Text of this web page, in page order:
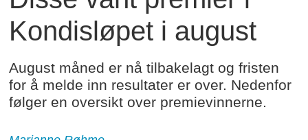
Kondisløpet i august
August måned er nå tilbakelagt og fristen
for å melde inn resultater er over. Nedenfor
følger en oversikt over premievinnerne.